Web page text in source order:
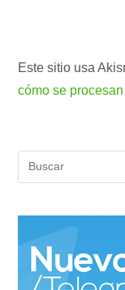
Este sitio usa
cómo se